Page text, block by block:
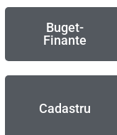
Buget-
Finante
Cadastru